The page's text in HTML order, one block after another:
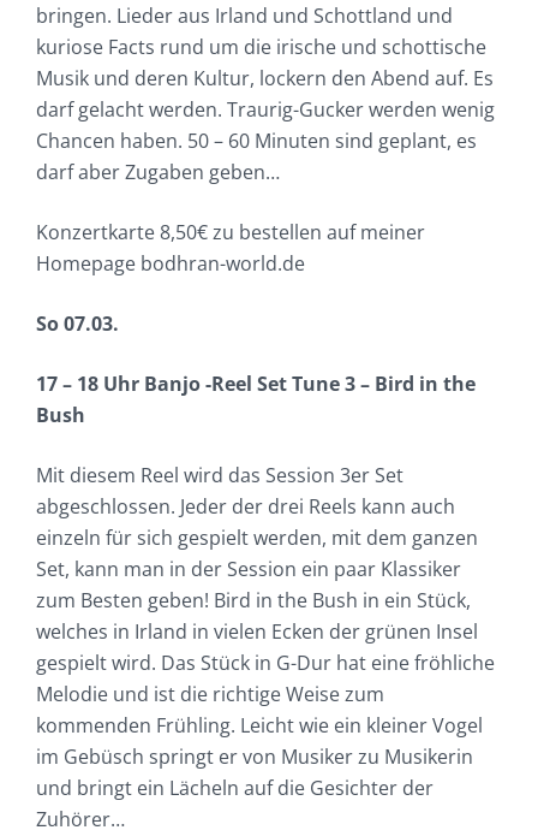
bringen. Lieder aus Irland und Schottland und
kuriose Facts rund um die irische und schottische
Musik und deren Kultur, lockern den Abend auf. Es
darf gelacht werden. Traurig-Gucker werden wenig
Chancen haben. 50 – 60 Minuten sind geplant, es
darf aber Zugaben geben…
Konzertkarte 8,50€ zu bestellen auf meiner
Homepage bodhran-world.de
So 07.03.
17 – 18 Uhr Banjo -Reel Set Tune 3 – Bird in the
Bush
Mit diesem Reel wird das Session 3er Set
abgeschlossen. Jeder der drei Reels kann auch
einzeln für sich gespielt werden, mit dem ganzen
Set, kann man in der Session ein paar Klassiker
zum Besten geben! Bird in the Bush in ein Stück,
welches in Irland in vielen Ecken der grünen Insel
gespielt wird. Das Stück in G-Dur hat eine fröhliche
Melodie und ist die richtige Weise zum
kommenden Frühling. Leicht wie ein kleiner Vogel
im Gebüsch springt er von Musiker zu Musikerin
und bringt ein Lächeln auf die Gesichter der
Zuhörer…